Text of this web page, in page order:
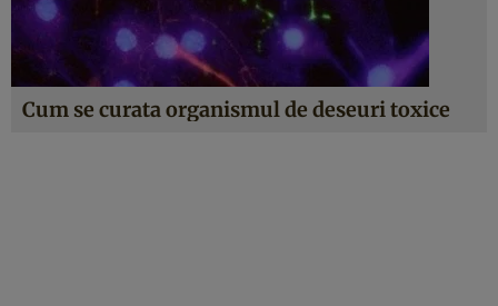
Cum se curata organismul de deseuri toxice